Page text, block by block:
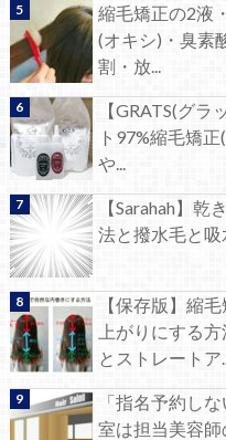
縮毛矯正の2液
(オキシ)・臭素
割・放...
【GRATS(グ
ト97%縮毛矯
や...
【Sarahah】
法と撥水毛と吸
【保存版】縮
上がりにする
とストレートア...
「指名予約し
室は担当美容